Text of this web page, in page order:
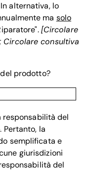
alternativa, lo
ma solo
[Circolare
Circolare consultiva
prodotto?
responsabilità del
la
semplificata e
giurisdizioni
del